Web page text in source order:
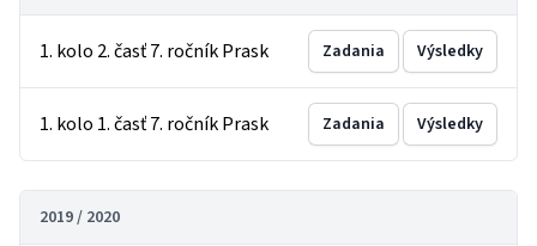
1. kolo 2. časť 7. ročník Prask Zadania Výsledky
1. kolo 1. časť 7. ročník Prask Zadania Výsledky
2019 / 2020